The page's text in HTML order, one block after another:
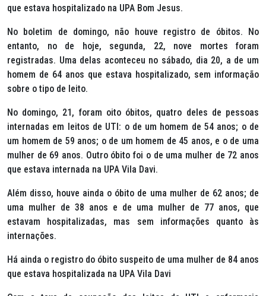
que estava hospitalizado na UPA Bom Jesus.
No boletim de domingo, não houve registro de óbitos. No
entanto, no de hoje, segunda, 22, nove mortes foram
registradas. Uma delas aconteceu no sábado, dia 20, a de um
homem de 64 anos que estava hospitalizado, sem informação
sobre o tipo de leito.
No domingo, 21, foram oito óbitos, quatro deles de pessoas
internadas em leitos de UTI: o de um homem de 54 anos; o de
um homem de 59 anos; o de um homem de 45 anos, e o de uma
mulher de 69 anos. Outro óbito foi o de uma mulher de 72 anos
que estava internada na UPA Vila Davi.
Além disso, houve ainda o óbito de uma mulher de 62 anos; de
uma mulher de 38 anos e de uma mulher de 77 anos, que
estavam hospitalizadas, mas sem informações quanto às
internações.
Há ainda o registro do óbito suspeito de uma mulher de 84 anos
que estava hospitalizada na UPA Vila Davi